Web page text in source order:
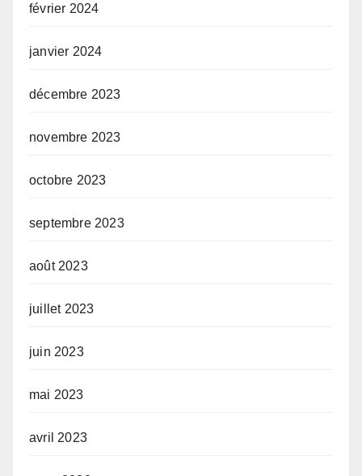
février 2024
janvier 2024
décembre 2023
novembre 2023
octobre 2023
septembre 2023
août 2023
juillet 2023
juin 2023
mai 2023
avril 2023